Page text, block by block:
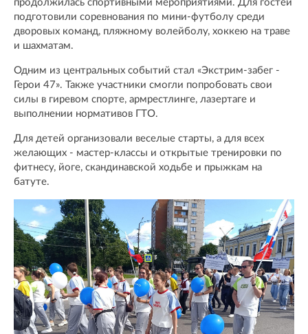
продолжилась спортивными мероприятиями. Для гостей
подготовили соревнования по мини-футболу среди
дворовых команд, пляжному волейболу, хоккею на траве
и шахматам.
Одним из центральных событий стал «Экстрим-забег -
Герои 47». Также участники смогли попробовать свои
силы в гиревом спорте, армрестлинге, лазертаге и
выполнении нормативов ГТО.
Для детей организовали веселые старты, а для всех
желающих - мастер-классы и открытые тренировки по
фитнесу, йоге, скандинавской ходьбе и прыжкам на
батуте.